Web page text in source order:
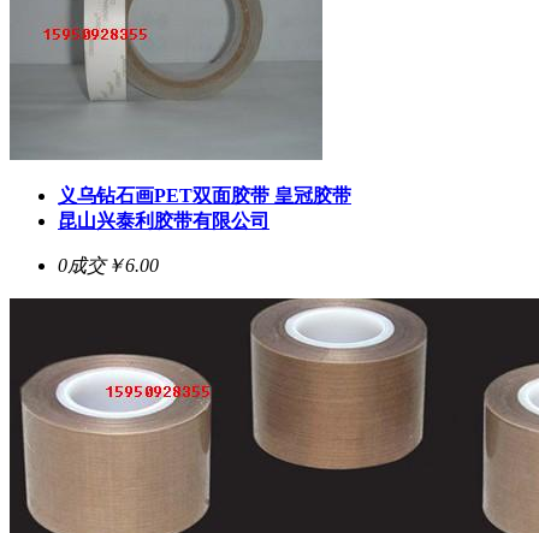
义乌钻石画PET双面胶带 皇冠胶带
昆山兴泰利胶带有限公司
0成交￥6.00